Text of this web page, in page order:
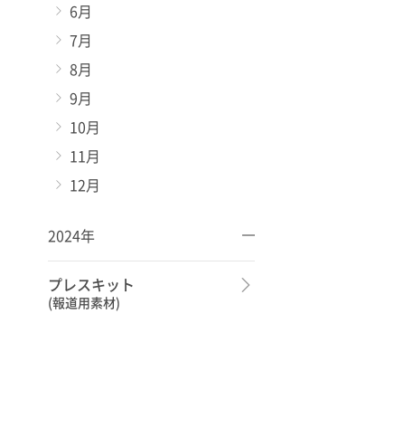
6月
7月
8月
9月
10月
11月
12月
2024年
プレスキット
(報道用素材)